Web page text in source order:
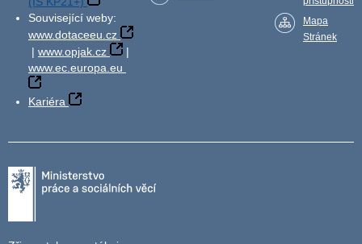
Související weby:
www.dotaceeu.cz
| www.opjak.cz
|
www.ec.europa.eu
Kariéra
Mapa
Stránek